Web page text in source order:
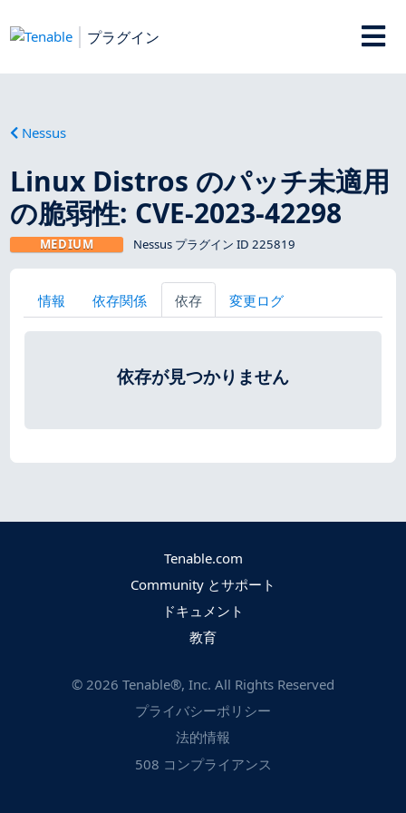
プラグイン
Nessus
Linux Distros のパッチ未適用
の脆弱性: CVE-2023-42298
MEDIUM Nessus プラグイン ID 225819
情報 依存関係 依存 変更ログ
依存が見つかりません
Tenable.com
Community とサポート
ドキュメント
教育
© 2026 Tenable®, Inc. All Rights Reserved
プライバシーポリシー
法的情報
508 コンプライアンス